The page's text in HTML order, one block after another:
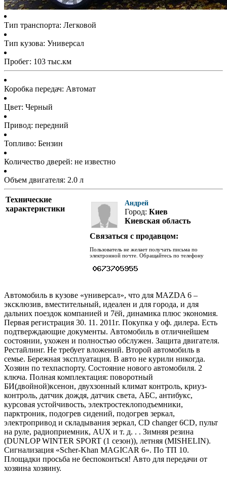
Тип транспорта: Легковой
Тип кузова: Универсал
Пробег: 103 тыс.км
Коробка передач: Автомат
Цвет: Черный
Привод: передний
Топливо: Бензин
Количество дверей: не известно
Объем двигателя: 2.0 л
Технические
характеристики
Андрей
Город: Киев
Киевская область
Связаться с продавцом:
Пользователь не желает получать письма по
электронной почте. Обращайтесь по телефону
Автомобиль в кузове «универсал», что для MAZDA 6 –
эксклюзив, вместительный, идеален и для города, и для
дальних поездок компанией и 7ёй, динамика плюс экономия.
Первая регистрация 30. 11. 2011г. Покупка у оф. дилера. Есть
подтверждающие документы. Автомобиль в отличнейшем
состоянии, ухожен и полностью обслужен. Защита двигателя.
Рестайлинг. Не требует вложений. Второй автомобиль в
семье. Бережная эксплуатация. В авто не курили никогда.
Хозяин по техпаспорту. Состояние нового автомобиля. 2
ключа. Полная комплектация: поворотный
БИ(двойной)ксенон, двухзонный климат контроль, криуз-
контроль, датчик дождя, датчик света, АБС, антибукс,
курсовая устойчивость, электростеклоподъемники,
парктроник, подогрев сидений, подогрев зеркал,
электропривод и складывания зеркал, CD changer 6CD, пульт
на руле, радиоприемник, AUX и т. д. . . Зимняя резина
(DUNLOP WINTER SPORT (1 сезон)), летняя (MISHELIN).
Сигнализация «Scher-Khan MAGICAR 6». По ТП 10.
Площадки просьба не беспокоиться! Авто для передачи от
хозяина хозяину.